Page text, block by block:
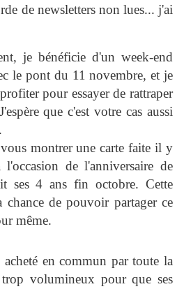
de newsletters non lues... j'ai
je bénéficie d'un week-end
le pont du 11 novembre, et je
pour essayer de rattraper
que c'est votre cas aussi
.
montrer une carte faite il y
de l'anniversaire de
ses 4 ans fin octobre. Cette
chance de pouvoir partager ce
même.
acheté en commun par toute la
volumineux pour que ses